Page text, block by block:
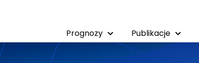
Prognozy Publikacje